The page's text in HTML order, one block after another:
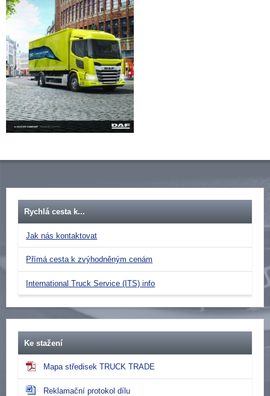
Rychlá cesta k...
Jak nás kontaktovat
Přímá cesta k zvýhodněným cenám
International Truck Service (ITS) info
Ke stažení
Mapa středisek TRUCK TRADE
Reklamační protokol dílu